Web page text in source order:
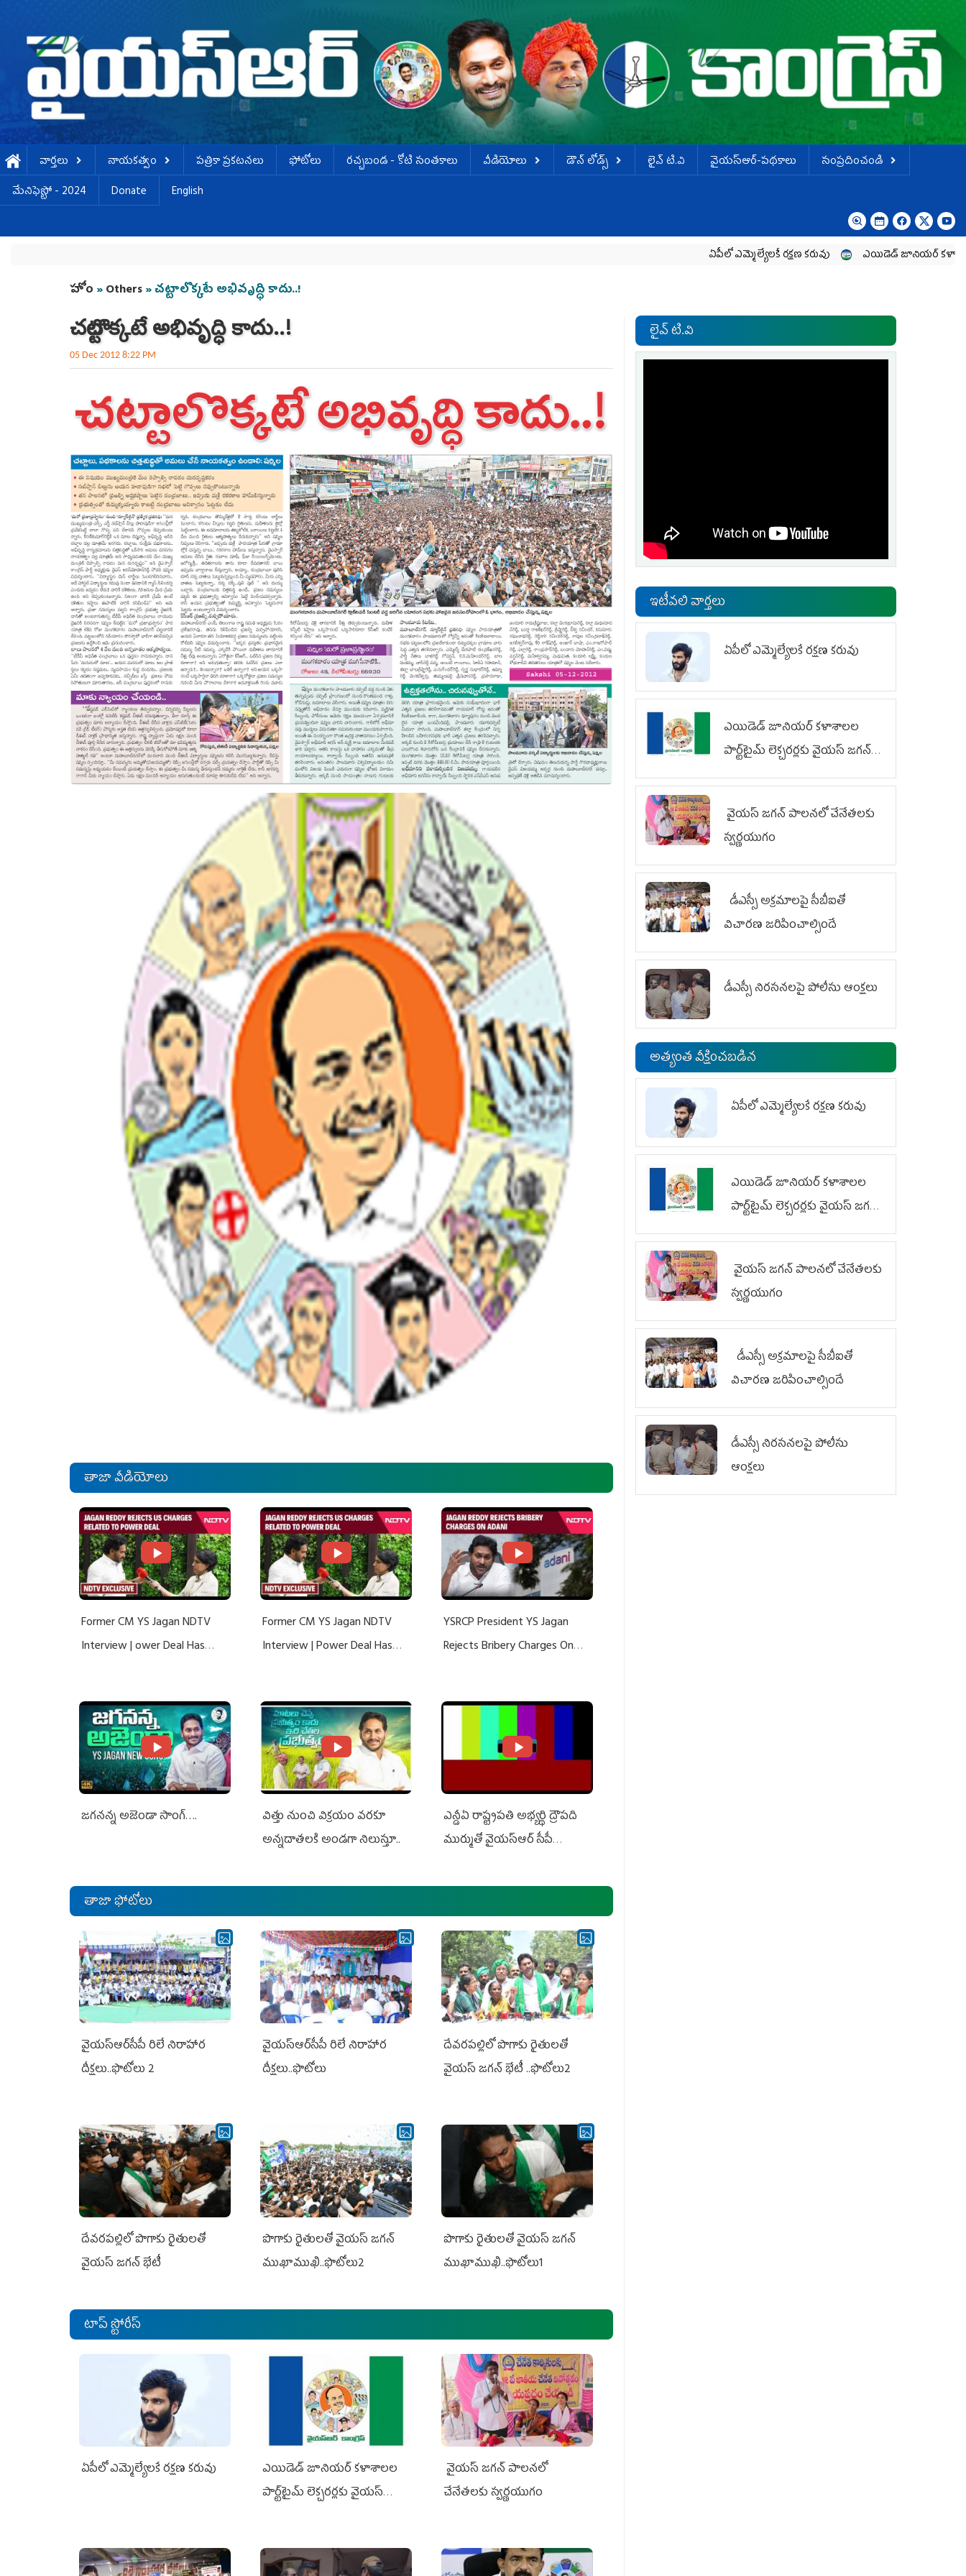
వార్తలు నాయకత్వం పత్రికా ప్రకటనలు ఫోటోలు ర‌చ్చ‌బండ‌ - కోటి సంత‌కాలు వీడియోలు డౌన్ లోడ్స్ లైవ్ టి.వి వైయస్ఆర్-పథకాలు
సంప్రదించండి
మేనిఫెస్టో - 2024
Donate English
ఏపీలో ఎమ్మెల్యేల‌కే ర‌క్ష‌ణ క‌రువు ఎయిడెడ్‌ జూనియర్‌ కళాశాలల పార్ట్‌టైమ్‌
You are here
హోం »Others» చట్టాలొక్కటే అభివృద్ధి కాదు..!
చట్టాలొక్కటే అభివృద్ధి కాదు..!
05 Dec 2012 8:22 PM
తాజా వీడియోలు
Former CM YS Jagan NDTV
Interview | ower Deal Has
Former CM YS Jagan NDTV
Interview | Power Deal Has
YSRCP President YS Jagan
Rejects Bribery Charges On
జగనన్న అజెండా సాంగ్….
విత్తు నుంచి విక్రయం వరకూ
అన్నదాతలకి అండగా నిలుస్తూ..
ఎన్డీఏ రాష్ట్ర‌ప‌తి అభ్య‌ర్థి ద్రౌప‌ది
ముర్ముతో వైయ‌స్ఆర్ సీపీ
ఎమ్మెల్యేలు, ఎంపీల స‌మావేశం
తాజా ఫోటోలు
వైయ‌స్ఆర్‌సీపీ రిలే నిరాహార
దీక్షలు..ఫొటోలు 2
వైయ‌స్ఆర్‌సీపీ రిలే నిరాహార
దీక్షలు..ఫొటోలు
దేవరపల్లిలో పొగాకు రైతులతో
వైయస్ జగన్ భేటీ ..ఫొటోలు2
దేవరపల్లిలో పొగాకు రైతులతో
వైయస్ జగన్ భేటీ
పొగాకు రైతుల‌తో వైయ‌స్ జ‌గ‌న్
ముఖాముఖి..ఫొటోలు2
పొగాకు రైతుల‌తో వైయ‌స్ జ‌గ‌న్
ముఖాముఖి..ఫొటోలు1
టాప్ స్టోరీస్
ఏపీలో ఎమ్మెల్యేల‌కే ర‌క్ష‌ణ క‌రువు
ఎయిడెడ్‌ జూనియర్‌ కళాశాలల
పార్ట్‌టైమ్‌ లెక్చరర్లకు వైయ‌స్
వైయ‌స్ జగన్ పాలనలో
చేనేతలకు స్వర్ణయుగం
లైవ్ టి.వి
ఇటీవలి వార్తలు
ఏపీలో ఎమ్మెల్యేల‌కే ర‌క్ష‌ణ క‌రువు
ఎయిడెడ్‌ జూనియర్‌ కళాశాలల
పార్ట్‌టైమ్‌ లెక్చరర్లకు వైయ‌స్ జగన్
భరోసా
వైయ‌స్ జగన్ పాలనలో చేనేతలకు
స్వర్ణయుగం
డీఎస్సీ అక్రమాలపై సీబీఐతో
విచారణ జరిపించాల్సిందే
డీఎస్సీ నిరసనలపై పోలీసు ఆంక్షలు
అత్యంత వీక్షించబడిన
ఏపీలో ఎమ్మెల్యేల‌కే ర‌క్ష‌ణ క‌రువు
ఎయిడెడ్‌ జూనియర్‌ కళాశాలల
పార్ట్‌టైమ్‌ లెక్చరర్లకు వైయ‌స్ జగన్
భరోసా
వైయ‌స్ జగన్ పాలనలో చేనేతలకు
స్వర్ణయుగం
డీఎస్సీ అక్రమాలపై సీబీఐతో
విచారణ జరిపించాల్సిందే
డీఎస్సీ నిరసనలపై పోలీసు
ఆంక్షలు